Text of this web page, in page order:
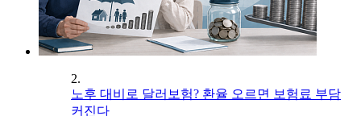
2.
노후 대비로 달러보험? 환율 오르면 보험료 부담
커진다